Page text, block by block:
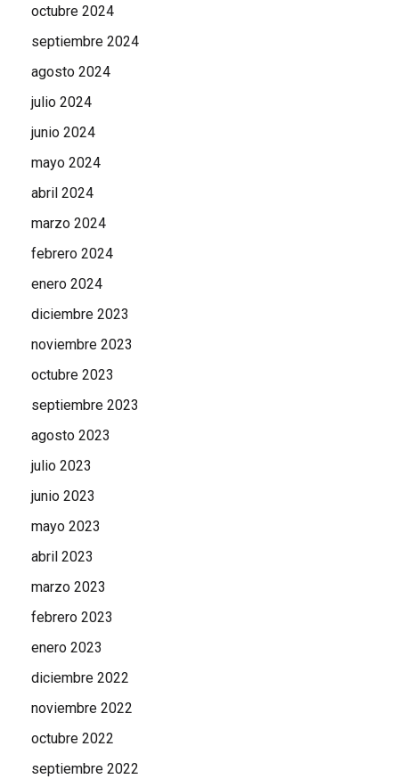
octubre 2024
septiembre 2024
agosto 2024
julio 2024
junio 2024
mayo 2024
abril 2024
marzo 2024
febrero 2024
enero 2024
diciembre 2023
noviembre 2023
octubre 2023
septiembre 2023
agosto 2023
julio 2023
junio 2023
mayo 2023
abril 2023
marzo 2023
febrero 2023
enero 2023
diciembre 2022
noviembre 2022
octubre 2022
septiembre 2022